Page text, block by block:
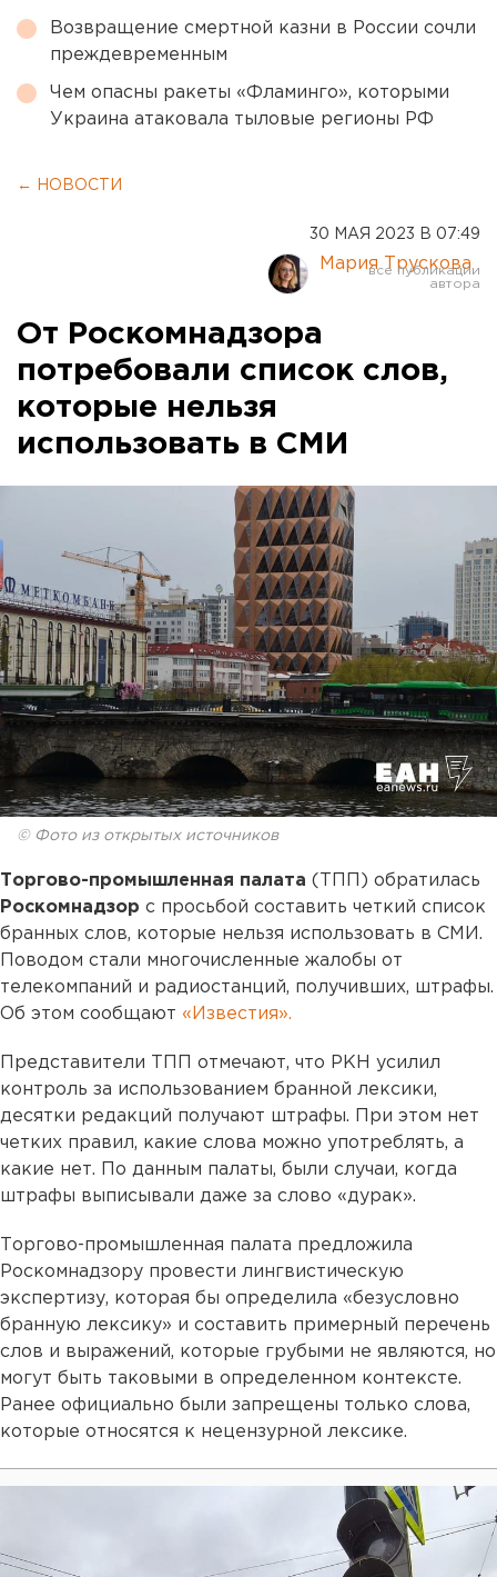
Возвращение смертной казни в России сочли
преждевременным
Чем опасны ракеты «Фламинго», которыми
Украина атаковала тыловые регионы РФ
← НОВОСТИ
30 МАЯ 2023 В 07:49
Мария Трускова
От Роскомнадзора
потребовали список слов,
которые нельзя
использовать в СМИ
© Фото из открытых источников
Торгово-промышленная палата (ТПП) обратилась
Роскомнадзор с просьбой составить четкий список
бранных слов, которые нельзя использовать в СМИ.
Поводом стали многочисленные жалобы от
телекомпаний и радиостанций, получивших, штрафы.
Об этом сообщают «Известия».
Представители ТПП отмечают, что РКН усилил
контроль за использованием бранной лексики,
десятки редакций получают штрафы. При этом нет
четких правил, какие слова можно употреблять, а
какие нет. По данным палаты, были случаи, когда
штрафы выписывали даже за слово «дурак».
Торгово-промышленная палата предложила
Роскомнадзору провести лингвистическую
экспертизу, которая бы определила «безусловно
бранную лексику» и составить примерный перечень
слов и выражений, которые грубыми не являются, но
могут быть таковыми в определенном контексте.
Ранее официально были запрещены только слова,
которые относятся к нецензурной лексике.